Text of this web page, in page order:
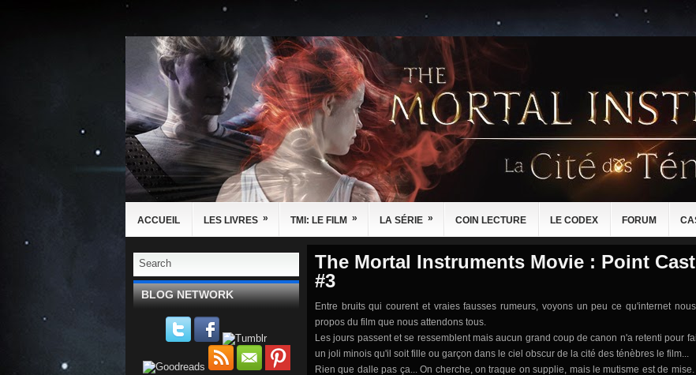
ACCUEIL LES LIVRES » TMI: LE FILM » LA SÉRIE » COIN LECTURE LE CODEX FORUM
BLOG NETWORK
The Mortal Instruments Movie : Point
#3
Entre bruits qui courent et vraies fausses rumeurs, voyons un peu ce qu'internet
propos du film que nous attendons tous.
Les jours passent et se ressemblent mais aucun grand coup de canon n'a retenti pour
un joli minois qu'il soit fille ou garçon dans le ciel obscur de la cité des ténèbres le film...
Rien que dalle pas ça... On cherche, on traque on supplie, mais le mutisme est de